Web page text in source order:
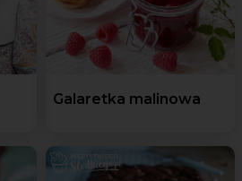
Galaretka malinowa